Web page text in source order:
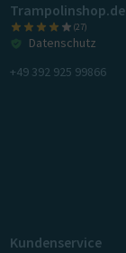
Trampolinshop.de
(27)
Datenschutz
+49 392 925 99866
Kundenservice